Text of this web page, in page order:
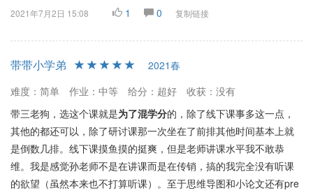
2021年7月2日 15:08 1 0 复制链接
带带小学弟
2021春
难度：简单
作业：中等 给分：超好
收获：没有
带三老狗，选这个课就是为了混学分的，除了线下课事多这一点，
其他的都还可以，除了研讨课那一次坐在了前排其他时间基本上就
是倒数几排。线下课摸鱼摸的挺爽，但是老师讲课水平我不敢恭
维。我是感觉孙老师不是在讲课而是在传销，搞的我完全没有听课
的欲望（虽然本来也不打算听课）。至于思维导图和小论文还有pre